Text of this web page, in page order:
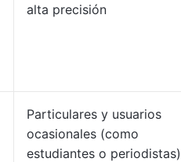
alta precisión
Particulares y usuarios
ocasionales (como
estudiantes o periodistas)